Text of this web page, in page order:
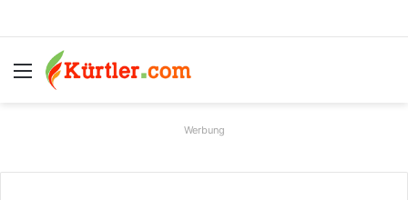
Menü
Werbung